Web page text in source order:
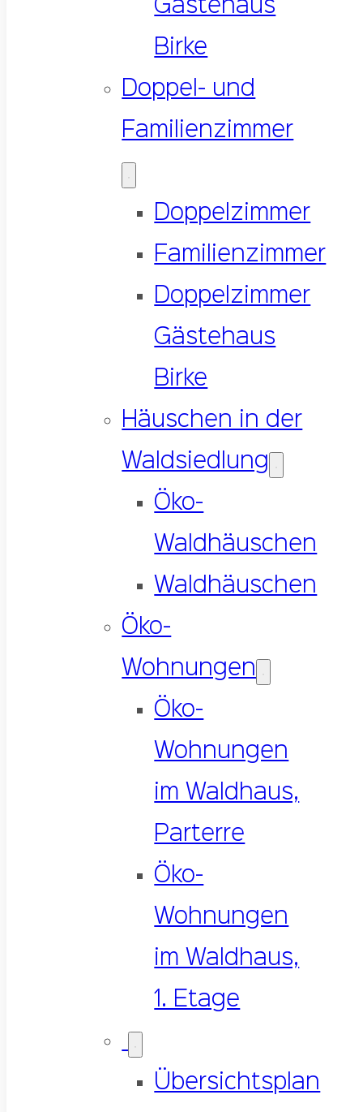
Gästehaus
Birke
Doppel- und
Familienzimmer
Doppelzimmer
Familienzimmer
Doppelzimmer
Gästehaus
Birke
Häuschen in der
Waldsiedlung
Öko-
Waldhäuschen
Waldhäuschen
Öko-
Wohnungen
Öko-
Wohnungen
im Waldhaus,
Parterre
Öko-
Wohnungen
im Waldhaus,
1. Etage
Übersichtsplan